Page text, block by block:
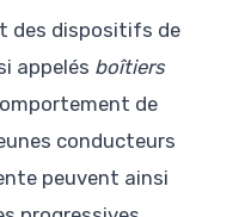
des dispositifs de
appelés boîtiers
de
conducteurs
peuvent ainsi